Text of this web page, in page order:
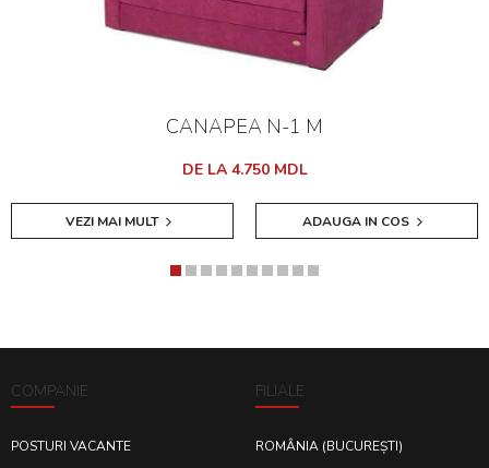
CANAPEA N-1 M
DE LA 4.750 MDL
VEZI MAI MULT ADAUGA IN COS
COMPANIE
POSTURI VACANTE
FILIALE
ROMÂNIA (BUCUREȘTI)